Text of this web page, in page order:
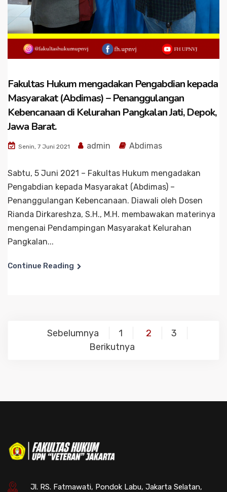
Fakultas Hukum mengadakan Pengabdian kepada
Masyarakat (Abdimas) – Penanggulangan
Kebencanaan di Kelurahan Pangkalan Jati, Depok,
Jawa Barat.
Senin, 7 Juni 2021 admin Abdimas
Sabtu, 5 Juni 2021 – Fakultas Hukum mengadakan
Pengabdian kepada Masyarakat (Abdimas) –
Penanggulangan Kebencanaan. Diawali oleh Dosen
Rianda Dirkareshza, S.H., M.H. membawakan materinya
mengenai Pendampingan Masyarakat Kelurahan
Pangkalan...
Continue Reading
Navigasi
Sebelumnya 1 2
3
Berikutnya
Jl. RS. Fatmawati, Pondok Labu, Jakarta Selatan,